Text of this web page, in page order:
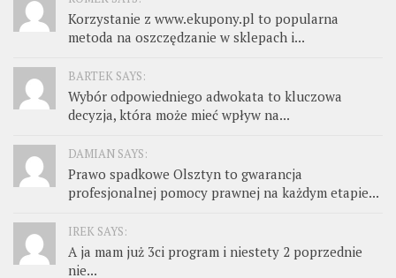
Korzystanie z www.ekupony.pl to popularna
metoda na oszczędzanie w sklepach i...
BARTEK SAYS:
Wybór odpowiedniego adwokata to kluczowa
decyzja, która może mieć wpływ na...
DAMIAN SAYS:
Prawo spadkowe Olsztyn to gwarancja
profesjonalnej pomocy prawnej na każdym etapie...
IREK SAYS:
A ja mam już 3ci program i niestety 2 poprzednie
nie...